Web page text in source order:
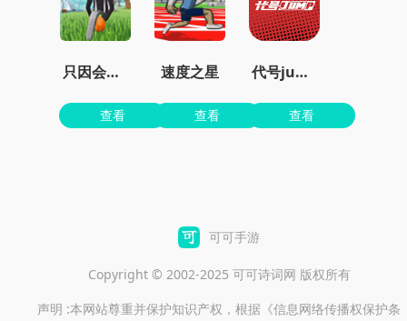
只因会打篮球
查看
速度之星
查看
代号jump
查看
可可手游
Copyright © 2002-2025 可可诗词网 版权所有
声明 :本网站尊重并保护知识产权，根据《信息网络传播权保护条